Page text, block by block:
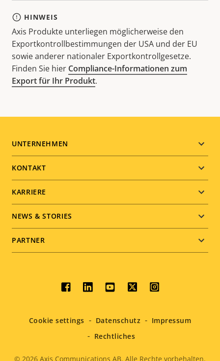
HINWEIS
Axis Produkte unterliegen möglicherweise den
Exportkontrollbestimmungen der USA und der EU
sowie anderer nationaler Exportkontrollgesetze.
Finden Sie hier Compliance-Informationen zum
Export für Ihr Produkt.
Footer
menu
UNTERNEHMEN
KONTAKT
KARRIERE
NEWS & STORIES
PARTNER
Social
menu
© 2026 Axis Communications AB. Alle Rechte vorbehalten.
Cookie settings Datenschutz
Impressum
Rechtliches